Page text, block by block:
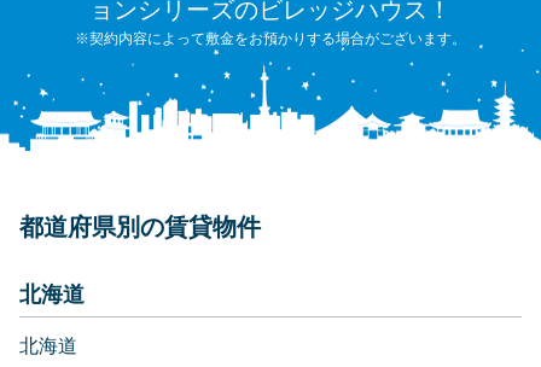
ョンシリーズのビレッジハウス！
※契約内容によって敷金をお預かりする場合がございます。
都道府県別の賃貸物件
北海道
北海道